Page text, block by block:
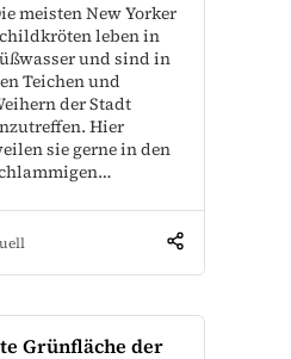
meisten New Yorker
leben in
und sind in
Teichen und
der Stadt
Hier
sie gerne in den
Grünfläche der